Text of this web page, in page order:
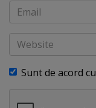
Email
Website
Sunt de acord cu